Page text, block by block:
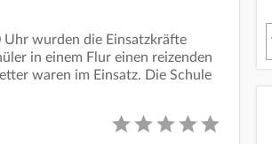
Uhr wurden die Einsatzkräfte
in einem Flur einen reizenden
waren im Einsatz. Die Schule